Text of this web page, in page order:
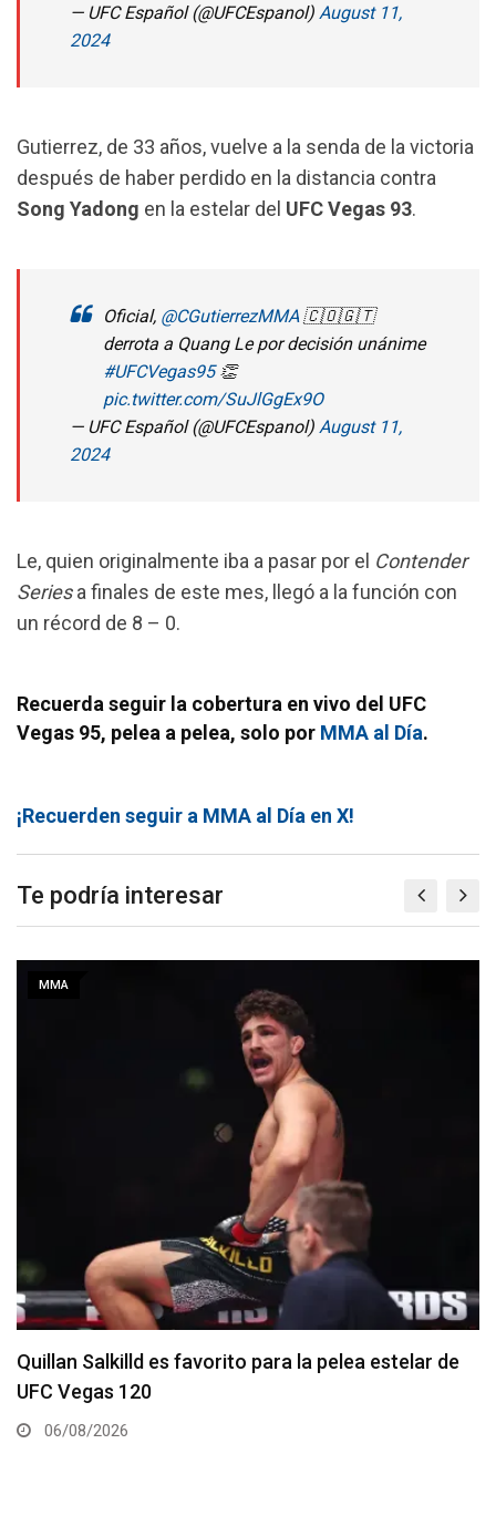
— UFC Español (@UFCEspanol) August 11,
2024
Gutierrez, de 33 años, vuelve a la senda de la victoria
después de haber perdido en la distancia contra
Song Yadong en la estelar del UFCVegas 93.
Oficial, @CGutierrezMMA 🇨🇴🇬🇹
derrota a Quang Le por decisión unánime
#UFCVegas95👏
pic.twitter.com/SuJlGgEx9O
— UFC Español (@UFCEspanol) August 11,
2024
Le, quien originalmente iba a pasar por el Contender
Seriesa finales de este mes, llegó a la función con
un récord de 8 – 0.
Recuerda seguir la cobertura en vivo del UFC
Vegas 95, pelea a pelea, solo por MMA al Día.
¡Recuerden seguir a MMA al Día en X!
Te podría interesar
MMA
Se anuncia la cartelera completa del UFC 331
06/08/2026